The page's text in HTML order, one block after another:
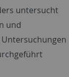
untersucht
und